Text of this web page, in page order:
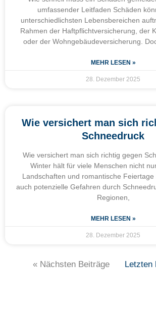
umfassender Leitfaden Schäden
unterschiedlichsten Lebensbereichen
Rahmen der Haftpflichtversicherung, der
oder der Wohngebäudeversicherung.
MEHR LESEN »
28. Dezember 2025
Wie versichert man sich
Schneedruck
Wie versichert man sich richtig gegen
Winter hält für viele Menschen nicht
Landschaften und romantische
auch potenzielle Gefahren durch
Regionen,
MEHR LESEN »
28. Dezember 2025
« Nächsten Beiträge Letzten